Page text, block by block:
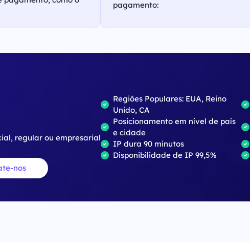
pagamento:
regular ou empresarial
nos
Regiões Populares: EUA, Reino
Unido, CA
Posicionamento em nível de país
e cidade
IP dura 90 minutos
Disponibilidade de IP 99,5%